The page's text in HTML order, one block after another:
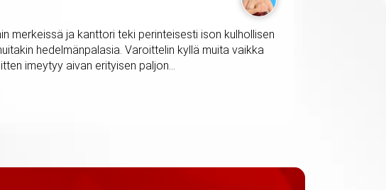
merkeissä ja kanttori teki perinteisesti ison kulhollisen
hedelmänpalasia. Varoittelin kyllä muita vaikka
imeytyy aivan erityisen paljon...